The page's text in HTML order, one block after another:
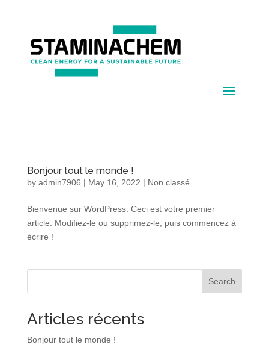
Bonjour tout le monde !
by admin7906 | May 16, 2022 | Non classé
Bienvenue sur WordPress. Ceci est votre premier
article. Modifiez-le ou supprimez-le, puis commencez à
écrire !
Search
Articles récents
Bonjour tout le monde !